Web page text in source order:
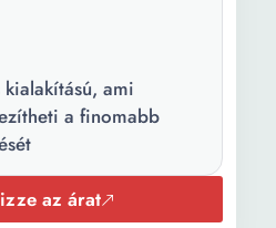
Rózsaszín
ami
a finomabb
az árat